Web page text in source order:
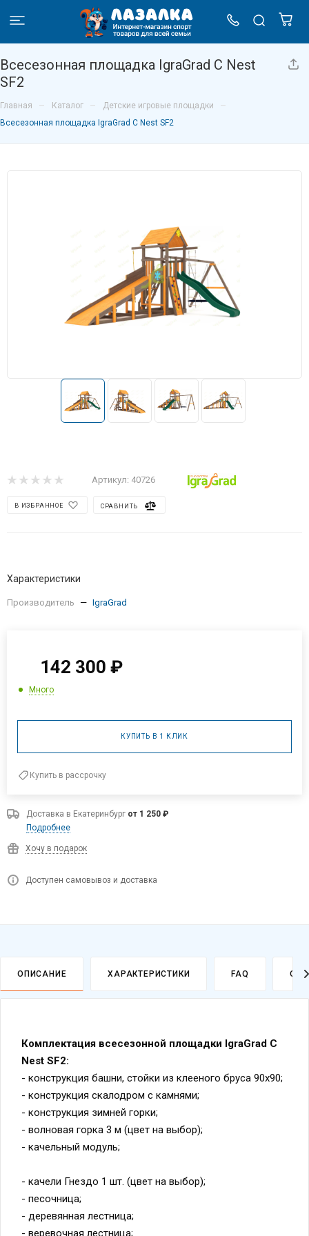
Всесезонная площадка IgraGrad С Nest
SF2
Главная – Каталог – Детские игровые площадки –
Всесезонная площадка IgraGrad С Nest SF2
Артикул: 40726
В ИЗБРАННОЕ СРАВНИТЬ
Характеристики
Производитель — IgraGrad
142 300 ₽
Много
КУПИТЬ В 1 КЛИК
Купить в рассрочку
Доставка в Екатеринбург от 1 250 ₽
Подробнее
Хочу в подарок
Доступен самовывоз и доставка
ОПИСАНИЕ ХАРАКТЕРИСТИКИ FAQ
Комплектация всесезонной площадки IgraGrad C
Nest SF2:
- конструкция башни, стойки из клееного бруса 90х90;
- конструкция скалодром с камнями;
- конструкция зимней горки;
- волновая горка 3 м (цвет на выбор);
- качельный модуль;
- качели Гнездо 1 шт. (цвет на выбор);
- песочница;
- деревянная лестница;